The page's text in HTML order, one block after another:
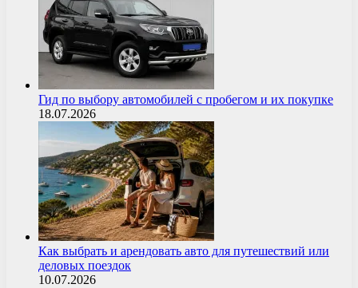
Гид по выбору автомобилей с пробегом и их покупке
18.07.2026
Как выбрать и арендовать авто для путешествий или
деловых поездок
10.07.2026